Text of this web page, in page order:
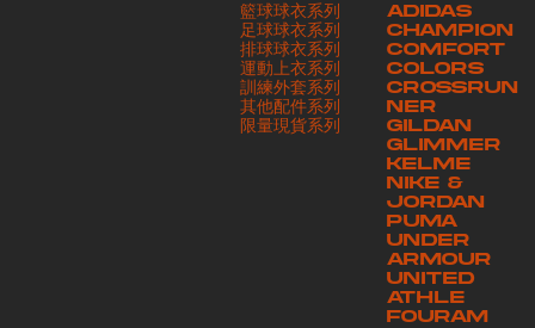
/ 貨品提取 商品製作完成後，4AM 團隊將聯絡貴客安排貨款餘額及提取
貨品。貴客可選擇最適合的付款方式以及取貨安排
隊核實有關款項 - 任何轉帳或換匯交易手續費等額外費用，一概不歸屬
本公司之責任 - 貴客請於收獲本公司正式訂購單據後 3 個工作天內安排
付款。如未能按期繳付所需款項，貴客須緻交因逾期所衍生之額外行政費
3個工作天｜到付｜​ - 貴客請於貨品可取日起之 10 個工作天內安排提取
貨品，如逾期未取，本公司將不予保存相關貨品。有關貨款訂金將不予歸
還，貴客仍須負責貨款餘額 - 貴客請於收貨時小心核對貨品數量及檢查
貨品品質 - 基於 S.F. Express / GoGoVan 等託運商為第三方服務，
本公司將保證貨品安全到達第三方手中。如第三方在運送過程中引致任何
有關貨品之遺失、損毀、誤投或運送延誤，本公司一律不負責
籃球球衣系列
足球球衣系列
排球球衣系列
運動上衣系列
訓練外套系列
其他配件系列
​限量現貨系列
ADIDAS
CHAMPION
COMFORT
COLORS
CROSSRUN
NER
GILDAN
GLIMMER
KELME
NIKE &
JORDAN
PUMA
UNDER
ARMOUR
UNITED
ATHLE
FOURAM